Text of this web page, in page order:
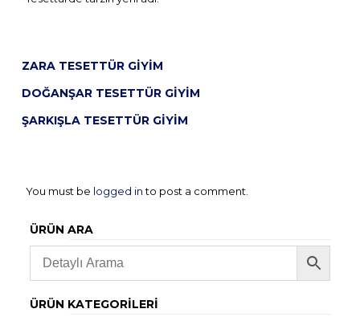
ZARA TESETTÜR GIYIM
DOĞANŞAR TESETTÜR GIYIM
ŞARKIŞLA TESETTÜR GIYIM
You must be logged into post a comment.
ÜRÜN ARA
ÜRÜN KATEGORILERI